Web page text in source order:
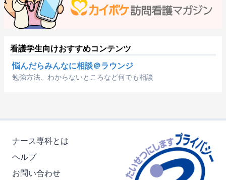
看護学生向けおすすめコンテンツ
悩んだらみんなに相談＠ラウンジ
勉強方法、わからないところなど何でも相談
ナース専科とは
ヘルプ
お問い合わせ